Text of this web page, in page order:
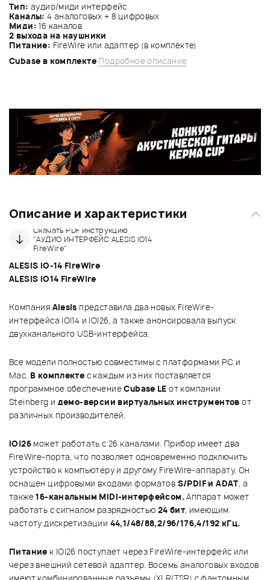
Тип: аудио/миди интерфейс
Каналы: 4 аналоговых + 8 цифровых
Миди: 16 каналов
2 выхода на наушники
Питание: FireWire или адаптер (в комплекте)
Cubase в комплекте Подробное описание
Описание и характеристики
Скачать PDF инструкцию
"АУДИО ИНТЕРФЕЙС ALESIS IO14
FireWire"
ALESIS IO-14 FireWire
ALESIS IO14 FireWire
Компания Alesis представила два новых FireWire-
интерфейса IO|14 и IO|26, а также анонсировала выпуск
двухканального USB-интерфейса.
Все модели полностью совместимы с платформами РС и
Mac. В комплекте с каждым из них поставляется
программное обеспечениеCubase LE от компании
Steinberg и демо-версии виртуальных инструментов от
различных производителей.
IO|26может работать с 26 каналами. Прибор имеет два
FireWire-порта, что позволяет одновременно подключить
устройство к компьютеру и другому FireWire-аппарату. Он
оснащен цифровыми входами форматов S/PDIF и ADAT, а
также16-канальным MIDI-интерфейсом. Аппарат может
работать с сигналом разрядностью 24 бит, имеющим
частоту дискретизации 44,1/48/88,2/96/176,4/192 кГц.
Питание к IO|26 поступает через FireWire-интерфейс или
через внешний сетевой адаптер. Восемь аналоговых входов